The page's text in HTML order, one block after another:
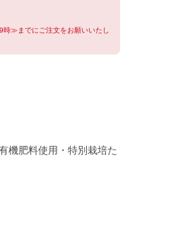
≫までにご注文をお願いいたし
機肥料使用・特別栽培た